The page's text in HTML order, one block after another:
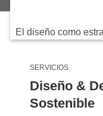
El diseño como
SERVICIOS
Diseño &
Sostenible